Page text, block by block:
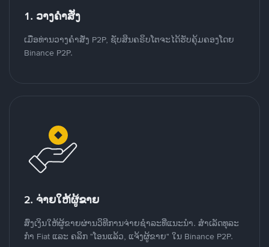
1. ວາງຄໍາສັ່ງ
ເມື່ອທ່ານວາງຄໍາສັ່ງ P2P, ຊັບສິນຄຣິບໂຕຈະໄດ້ຮັບຄຸ້ມຄອງໂດຍ
Binance P2P.
2. ຈ່າຍໃຫ້ຜູ້ຂາຍ
ສົ່ງເງິນໃຫ້ຜູ້ຂາຍຜ່ານວິທີການຈ່າຍຊຳລະທີ່ແນະນໍາ. ສໍາເລັດທຸລະ
ກໍາ Fiat ແລະ ຄລິກ "ໂອນແລ້ວ, ແຈ້ງຜູ້ຂາຍ" ໃນ Binance P2P.